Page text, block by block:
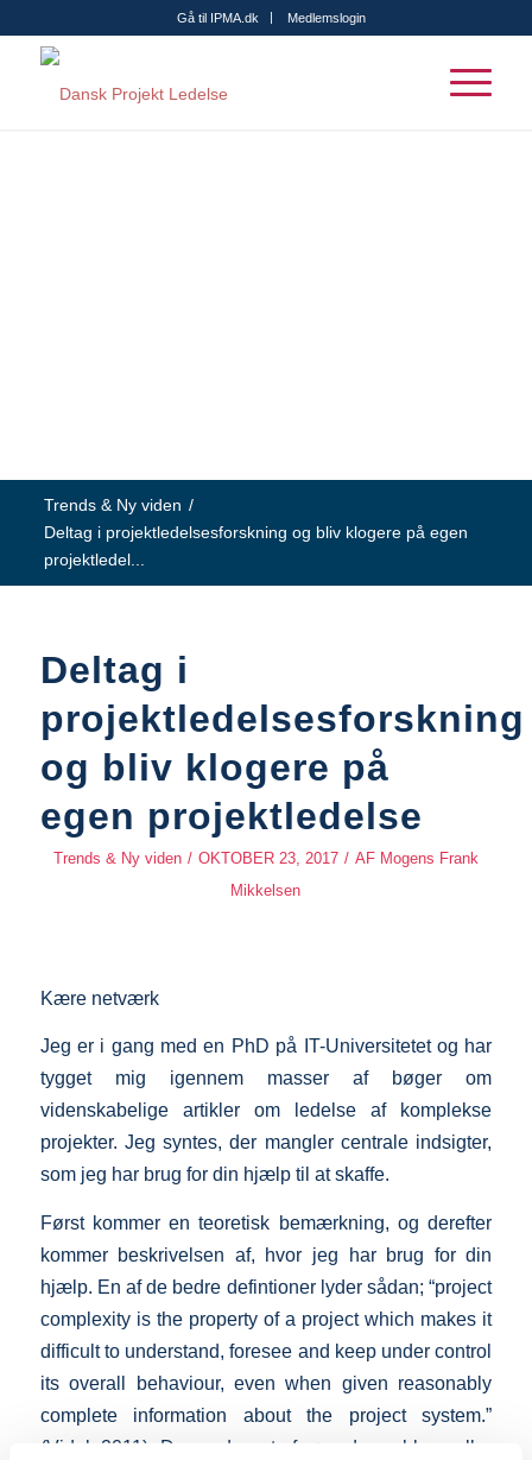
Gå til IPMA.dk Medlemslogin
Trends & Ny viden /
Deltag i projektledelsesforskning og bliv klogere på egen
projektledel...
Deltag i
projektledelsesforskning
og bliv klogere på
egen projektledelse
Trends & Ny viden / OKTOBER 23, 2017 / AF Mogens Frank
Mikkelsen
Kære netværk
Jeg er i gang med en PhD på IT-Universitetet og har
tygget mig igennem masser af bøger om
videnskabelige artikler om ledelse af komplekse
projekter. Jeg syntes, der mangler centrale indsigter,
som jeg har brug for din hjælp til at skaffe.
Først kommer en teoretisk bemærkning, og derefter
kommer beskrivelsen af, hvor jeg har brug for din
hjælp. En af de bedre defintioner lyder sådan; “project
complexity is the property of a project which makes it
difficult to understand, foresee and keep under control
its overall behaviour, even when given reasonably
complete information about the project system.”
(Vidal, 2011). Der er dog et afgørende problem, eller